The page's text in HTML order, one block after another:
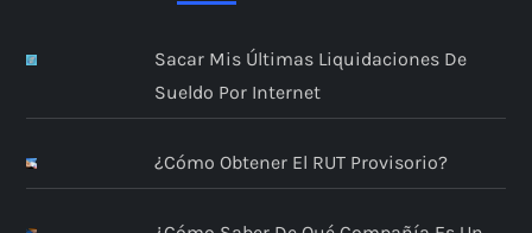
Sacar Mis Últimas Liquidaciones De
Sueldo Por Internet
¿Cómo Obtener El RUT Provisorio?